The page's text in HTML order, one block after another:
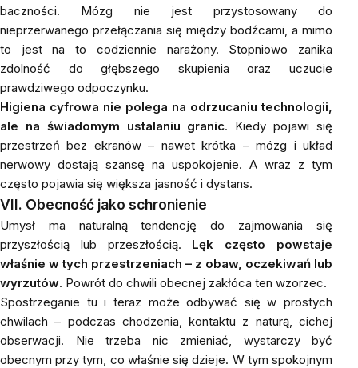
baczności. Mózg nie jest przystosowany do
nieprzerwanego przełączania się między bodźcami, a mimo
to jest na to codziennie narażony. Stopniowo zanika
zdolność do głębszego skupienia oraz uczucie
prawdziwego odpoczynku.
Higiena cyfrowa nie polega na odrzucaniu technologii,
ale na świadomym ustalaniu granic. Kiedy pojawi się
przestrzeń bez ekranów – nawet krótka – mózg i układ
nerwowy dostają szansę na uspokojenie. A wraz z tym
często pojawia się większa jasność i dystans.
VII. Obecność jako schronienie
Umysł ma naturalną tendencję do zajmowania się
przyszłością lub przeszłością. Lęk często powstaje
właśnie w tych przestrzeniach – z obaw, oczekiwań lub
wyrzutów. Powrót do chwili obecnej zakłóca ten wzorzec.
Spostrzeganie tu i teraz może odbywać się w prostych
chwilach – podczas chodzenia, kontaktu z naturą, cichej
obserwacji. Nie trzeba nic zmieniać, wystarczy być
obecnym przy tym, co właśnie się dzieje. W tym spokojnym